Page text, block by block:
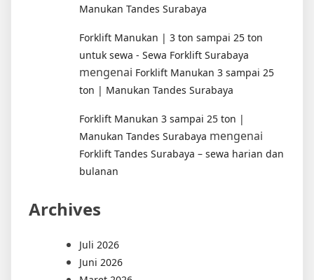
Manukan Tandes Surabaya
Forklift Manukan | 3 ton sampai 25 ton
untuk sewa - Sewa Forklift Surabaya
mengenai Forklift Manukan 3 sampai 25
ton | Manukan Tandes Surabaya
Forklift Manukan 3 sampai 25 ton |
Manukan Tandes Surabaya mengenai
Forklift Tandes Surabaya – sewa harian dan
bulanan
Archives
Juli 2026
Juni 2026